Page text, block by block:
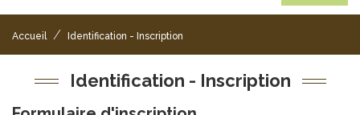
Accueil / Identification - Inscription
Identification - Inscription